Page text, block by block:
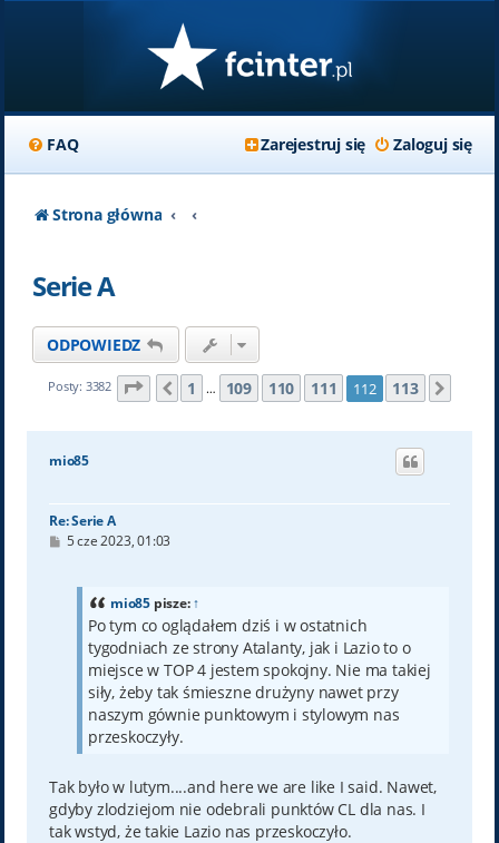
FAQ Zaloguj się
Zarejestruj się
Strona główna
Serie A
ODPOWIEDZ
Posty: 3382 Strona 112 z113
Poprzednia
1 … 109 110 111 112 113
mio85
Re: Serie A
P5 cze 2023, 01:03
mio85pisze:↑
Po tym co oglądałem dziś i w ostatnich
tygodniach ze strony Atalanty, jak i Lazio to o
miejsce w TOP 4 jestem spokojny. Nie ma takiej
siły, żeby tak śmieszne drużyny nawet przy
naszym gównie punktowym i stylowym nas
przeskoczyły.
Tak było w lutym....and here we are like I said. Nawet,
gdyby zlodziejom nie odebrali punktów CL dla nas. I
tak wstyd, że takie Lazio nas przeskoczyło.